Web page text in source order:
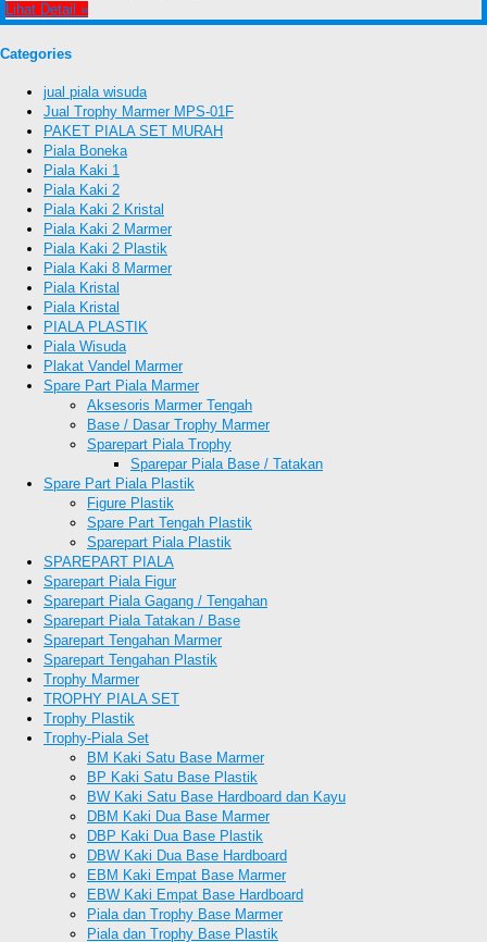
Lihat Detail »
Categories
jual piala wisuda
Jual Trophy Marmer MPS-01F
PAKET PIALA SET MURAH
Piala Boneka
Piala Kaki 1
Piala Kaki 2
Piala Kaki 2 Kristal
Piala Kaki 2 Marmer
Piala Kaki 2 Plastik
Piala Kaki 8 Marmer
Piala Kristal
Piala Kristal
PIALA PLASTIK
Piala Wisuda
Plakat Vandel Marmer
Spare Part Piala Marmer
Aksesoris Marmer Tengah
Base / Dasar Trophy Marmer
Sparepart Piala Trophy
Sparepar Piala Base / Tatakan
Spare Part Piala Plastik
Figure Plastik
Spare Part Tengah Plastik
Sparepart Piala Plastik
SPAREPART PIALA
Sparepart Piala Figur
Sparepart Piala Gagang / Tengahan
Sparepart Piala Tatakan / Base
Sparepart Tengahan Marmer
Sparepart Tengahan Plastik
Trophy Marmer
TROPHY PIALA SET
Trophy Plastik
Trophy-Piala Set
BM Kaki Satu Base Marmer
BP Kaki Satu Base Plastik
BW Kaki Satu Base Hardboard dan Kayu
DBM Kaki Dua Base Marmer
DBP Kaki Dua Base Plastik
DBW Kaki Dua Base Hardboard
EBM Kaki Empat Base Marmer
EBW Kaki Empat Base Hardboard
Piala dan Trophy Base Marmer
Piala dan Trophy Base Plastik